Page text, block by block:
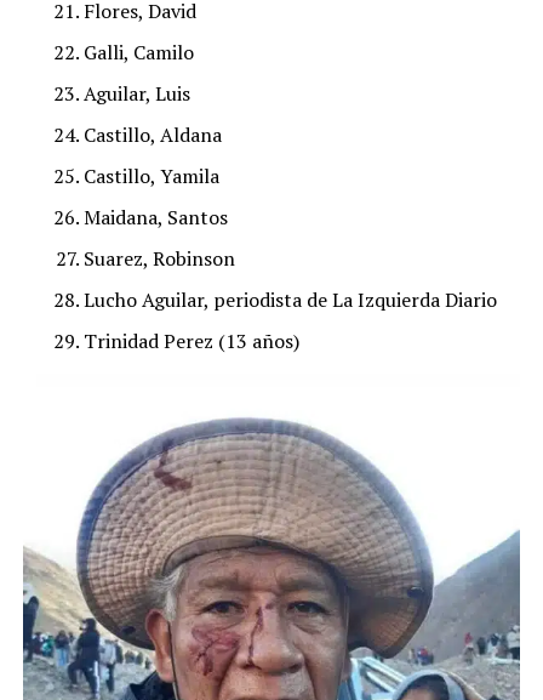
Flores, David
Galli, Camilo
Aguilar, Luis
Castillo, Aldana
Castillo, Yamila
Maidana, Santos
Suarez, Robinson
Lucho Aguilar, periodista de La Izquierda Diario
Trinidad Perez (13 años)